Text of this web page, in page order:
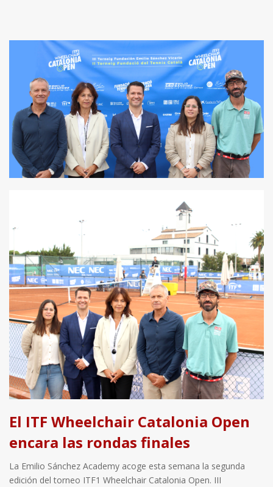
El ITF Wheelchair Catalonia Open
encara las rondas finales
La Emilio Sánchez Academy acoge esta semana la segunda
edición del torneo ITF1 Wheelchair Catalonia Open. III